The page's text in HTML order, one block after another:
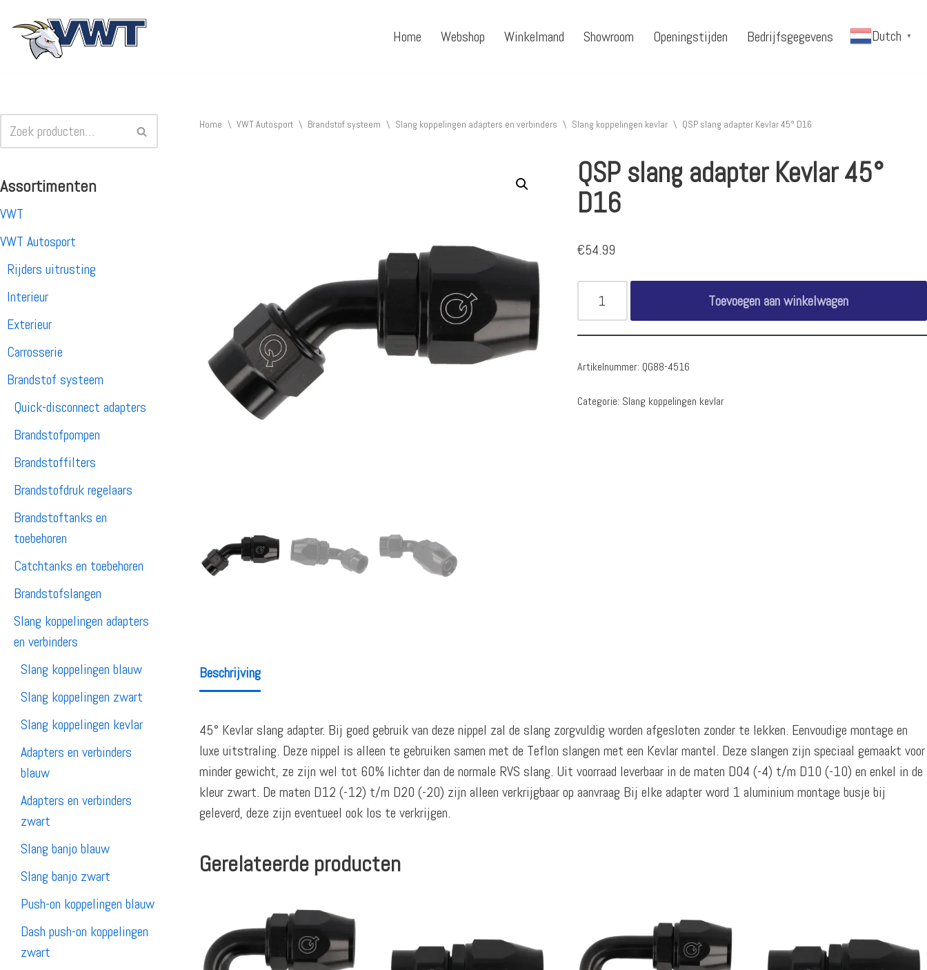
Ga
Home Webshop Winkelmand Showroom Openingstijden Bedrijfsgegevens Dutch ▼
Assortimenten
VWT
VWT Autosport
Rijders uitrusting
Interieur
Exterieur
Carrosserie
Brandstof systeem
Quick-disconnect adapters
Brandstofpompen
Brandstoffilters
Brandstofdruk regelaars
Brandstoftanks en
toebehoren
Catchtanks en toebehoren
Brandstofslangen
Slang koppelingen adapters
en verbinders
Slang koppelingen blauw
Slang koppelingen zwart
Slang koppelingen kevlar
Adapters en verbinders
blauw
Adapters en verbinders
zwart
Slang banjo blauw
Slang banjo zwart
Push-on koppelingen blauw
Dash push-on koppelingen
zwart
Home \ VWT Autosport \ Brandstof systeem \ Slang koppelingen adapters en verbinders \ Slang koppelingen kevlar \ QSP slang adapter Kevlar 45° D16
QSP slang adapter Kevlar 45°
D16
€54.99
Toevoegen aan winkelwagen
Artikelnummer: QG88-4516
Categorie: Slang koppelingen kevlar
Beschrijving
45° Kevlar slang adapter. Bij goed gebruik van deze nippel zal de slang zorgvuldig worden afgesloten zonder te lekken. Eenvoudige montage en
luxe uitstraling. Deze nippel is alleen te gebruiken samen met de Teflon slangen met een Kevlar mantel. Deze slangen zijn speciaal gemaakt voor
minder gewicht, ze zijn wel tot 60% lichter dan de normale RVS slang. Uit voorraad leverbaar in de maten D04 (-4) t/m D10 (-10) en enkel in de
kleur zwart. De maten D12 (-12) t/m D20 (-20) zijn alleen verkrijgbaar op aanvraag Bij elke adapter word 1 aluminium montage busje bij
geleverd, deze zijn eventueel ook los te verkrijgen.
Gerelateerde producten